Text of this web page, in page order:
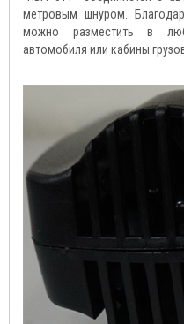
метровым шнуром.
можно разместить в
автомобиля или кабины